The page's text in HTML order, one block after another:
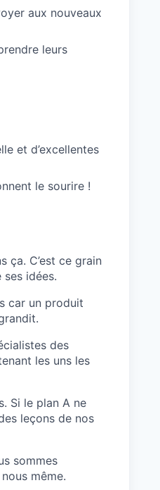
aux nouveaux
leurs
et d’excellentes
le sourire !
ça. C’est ce grain
ses idées.
car un produit
des
les uns les
Si le plan A ne
leçons de nos
sommes
même.